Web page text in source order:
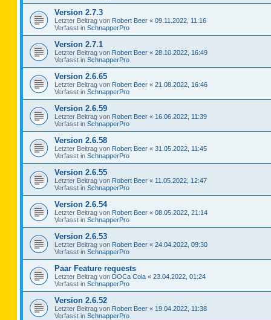
Version 2.7.3
Letzter Beitrag von Robert Beer « 09.11.2022, 11:16
Verfasst in SchnapperPro
Version 2.7.1
Letzter Beitrag von Robert Beer « 28.10.2022, 16:49
Verfasst in SchnapperPro
Version 2.6.65
Letzter Beitrag von Robert Beer « 21.08.2022, 16:46
Verfasst in SchnapperPro
Version 2.6.59
Letzter Beitrag von Robert Beer « 16.06.2022, 11:39
Verfasst in SchnapperPro
Version 2.6.58
Letzter Beitrag von Robert Beer « 31.05.2022, 11:45
Verfasst in SchnapperPro
Version 2.6.55
Letzter Beitrag von Robert Beer « 11.05.2022, 12:47
Verfasst in SchnapperPro
Version 2.6.54
Letzter Beitrag von Robert Beer « 08.05.2022, 21:14
Verfasst in SchnapperPro
Version 2.6.53
Letzter Beitrag von Robert Beer « 24.04.2022, 09:30
Verfasst in SchnapperPro
Paar Feature requests
Letzter Beitrag von DOCa Cola « 23.04.2022, 01:24
Verfasst in SchnapperPro
Version 2.6.52
Letzter Beitrag von Robert Beer « 19.04.2022, 11:38
Verfasst in SchnapperPro